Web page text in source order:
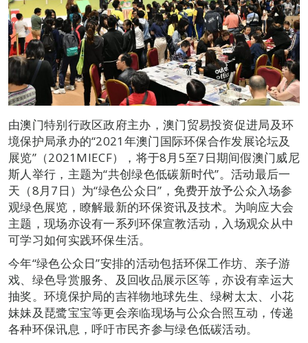
由澳门特别行政区政府主办，澳门贸易投资促进局及环
境保护局承办的“2021年澳门国际环保合作发展论坛及
展览”（2021MIECF），将于8月5至7日期间假澳门威尼
斯人举行，主题为“共创绿色低碳新时代”。活动最后一
天（8月7日）为“绿色公众日”，免费开放予公众入场参
观绿色展览，瞭解最新的环保资讯及技术。为响应大会
主题，现场亦设有一系列环保宣教活动，入场观众从中
可学习如何实践环保生活。
今年“绿色公众日”安排的活动包括环保工作坊、亲子游
戏、绿色导赏服务、及回收品展示区等，亦设有幸运大
抽奖。环境保护局的吉祥物地球先生、绿树太太、小花
妹妹及琵鹭宝宝等更会亲临现场与公众合照互动，传递
各种环保讯息，呼吁市民齐参与绿色低碳活动。